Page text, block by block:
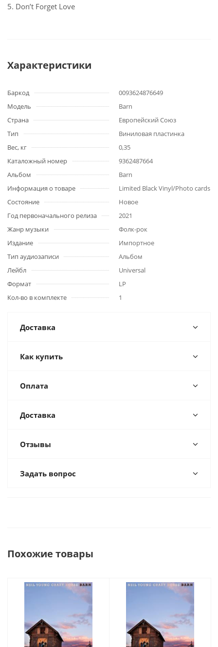
5. Don’t Forget Love
Характеристики
Баркод
0093624876649
Модель
Barn
Страна
Европейский Союз
Тип
Виниловая пластинка
Вес, кг
0,35
Каталожный номер
9362487664
Альбом
Barn
Информация о товаре
Limited Black Vinyl/Photo cards
Состояние
Новое
Год первоначального релиза
2021
Жанр музыки
Фолк-рок
Издание
Импортное
Тип аудиозаписи
Альбом
Лейбл
Universal
Формат
LP
Кол-во в комплекте
1
Доставка
Как купить
Оплата
Доставка
Отзывы
Задать вопрос
Похожие товары